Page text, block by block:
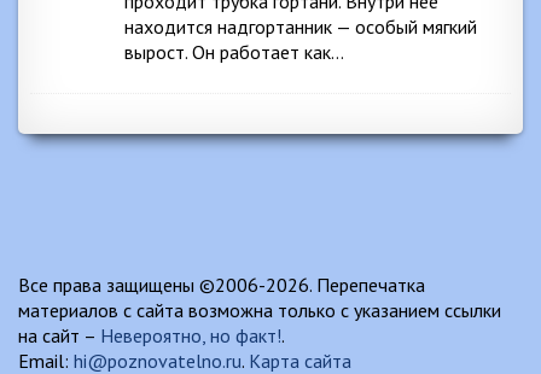
находится надгортанник — особый мягкий
вырост. Он работает как…
Все права защищены ©2006-2026. Перепечатка
материалов с сайта возможна только с указанием ссылки
на сайт – Невероятно, но факт!.
Email: hi@poznovatelno.ru. Карта сайта